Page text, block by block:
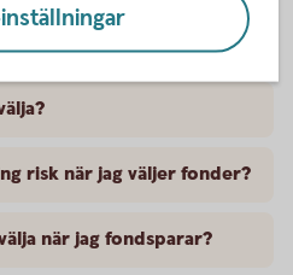
risk när jag väljer fonder?
när jag fondsparar?